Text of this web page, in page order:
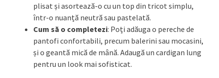
plisat și asortează-o cu un top din tricot simplu,
într-o nuanță neutră sau pastelată.
Cum să o completezi: Poți adăuga o pereche de
pantofi confortabili, precum balerini sau mocasini,
și o geantă mică de mână. Adaugă un cardigan lung
pentru un look mai sofisticat.